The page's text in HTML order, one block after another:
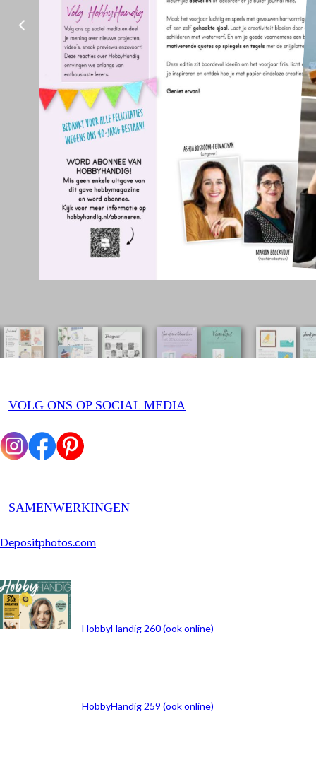
VOLG ONS OP SOCIAL MEDIA
SAMENWERKINGEN
Depositphotos.com
ARCHIEF
HobbyHandig 260 (ook online)
HobbyHandig 259 (ook online)